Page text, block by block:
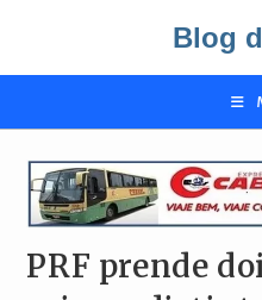
o
Blog
PRF prende